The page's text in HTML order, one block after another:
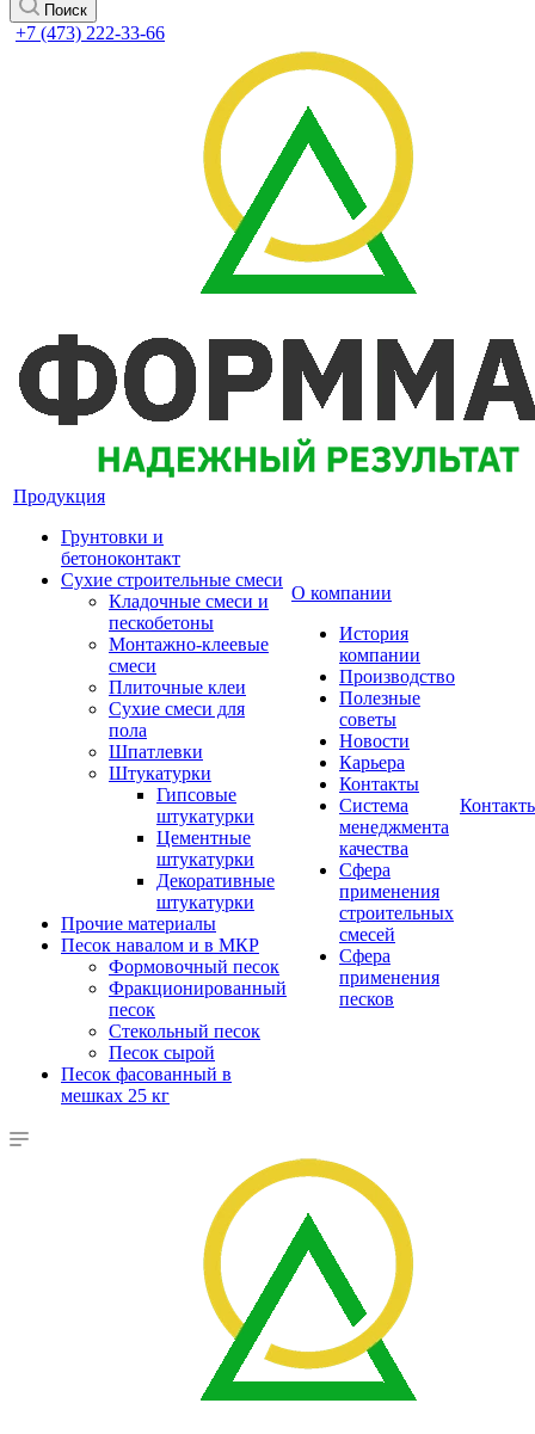
Поиск
+7 (473) 222-33-66
Продукция
Грунтовки и
бетоноконтакт
Сухие строительные смеси
Кладочные смеси и
пескобетоны
Монтажно-клеевые
смеси
Плиточные клеи
Сухие смеси для
пола
Шпатлевки
Штукатурки
Гипсовые
штукатурки
Цементные
штукатурки
Декоративные
штукатурки
Прочие материалы
Песок навалом и в МКР
Формовочный песок
Фракционированный
песок
Стекольный песок
Песок сырой
Песок фасованный в
мешках 25 кг
О компании
История
компании
Производство
Полезные
советы
Новости
Карьера
Контакты
Система
менеджмента
качества
Сфера
применения
строительных
смесей
Сфера
применения
песков